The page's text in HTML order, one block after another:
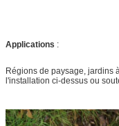
Applications :
Régions de paysage, jardins
l'installation ci-dessus ou